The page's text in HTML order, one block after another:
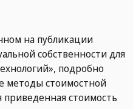
на публикации
собственности для
подробно
методы стоимостной
стоимость